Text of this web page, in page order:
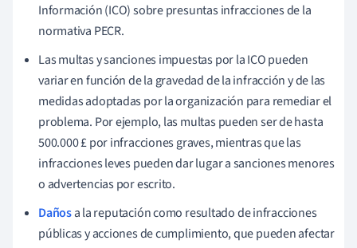
Información (ICO) sobre presuntas infracciones de la
normativa PECR.
Las multas y sanciones impuestas por la ICO pueden
variar en función de la gravedad de la infracción y de las
medidas adoptadas por la organización para remediar el
problema. Por ejemplo, las multas pueden ser de hasta
500.000 £ por infracciones graves, mientras que las
infracciones leves pueden dar lugar a sanciones menores
o advertencias por escrito.
Dañosa la reputación como resultado de infracciones
públicas y acciones de cumplimiento, que pueden afectar